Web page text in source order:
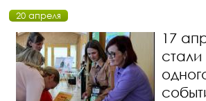
20 апреля
17
стали